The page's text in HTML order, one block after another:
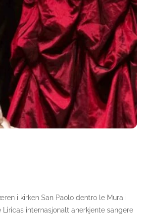
i kirken San Paolo dentro le Mura i
internasjonalt anerkjente sangere